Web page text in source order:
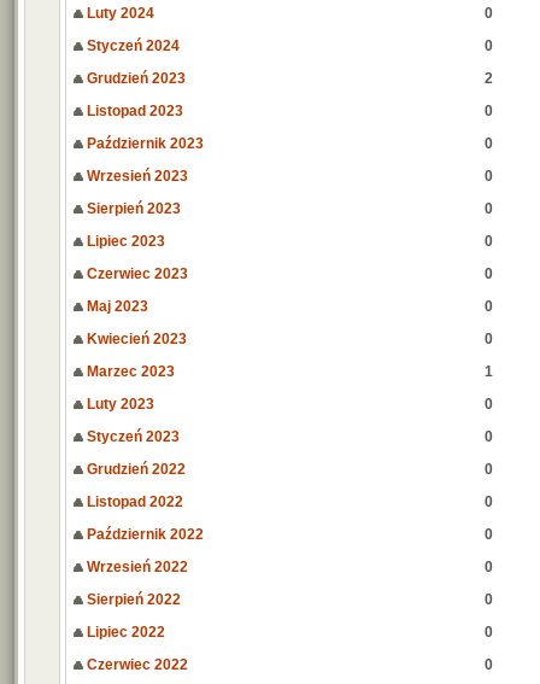
Luty 2024
0
Styczeń 2024
0
Grudzień 2023
2
Listopad 2023
0
Październik 2023
0
Wrzesień 2023
0
Sierpień 2023
0
Lipiec 2023
0
Czerwiec 2023
0
Maj 2023
0
Kwiecień 2023
0
Marzec 2023
1
Luty 2023
0
Styczeń 2023
0
Grudzień 2022
0
Listopad 2022
0
Październik 2022
0
Wrzesień 2022
0
Sierpień 2022
0
Lipiec 2022
0
Czerwiec 2022
0